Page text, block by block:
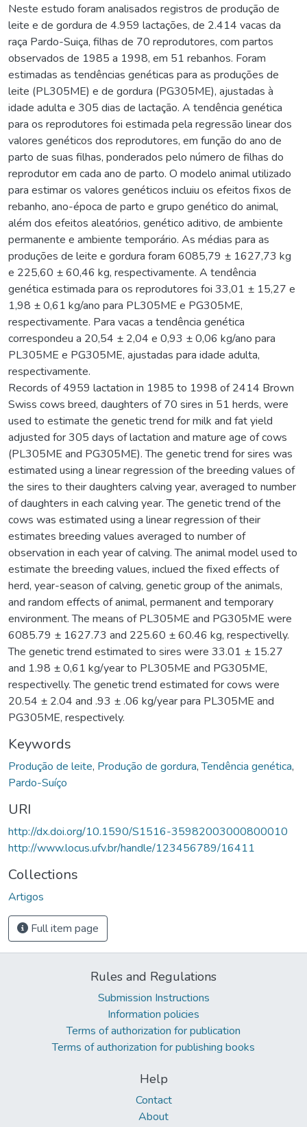
Neste estudo foram analisados registros de produção de
leite e de gordura de 4.959 lactações, de 2.414 vacas da
raça Pardo-Suiça, filhas de 70 reprodutores, com partos
observados de 1985 a 1998, em 51 rebanhos. Foram
estimadas as tendências genéticas para as produções de
leite (PL305ME) e de gordura (PG305ME), ajustadas à
idade adulta e 305 dias de lactação. A tendência genética
para os reprodutores foi estimada pela regressão linear dos
valores genéticos dos reprodutores, em função do ano de
parto de suas filhas, ponderados pelo número de filhas do
reprodutor em cada ano de parto. O modelo animal utilizado
para estimar os valores genéticos incluiu os efeitos fixos de
rebanho, ano-época de parto e grupo genético do animal,
além dos efeitos aleatórios, genético aditivo, de ambiente
permanente e ambiente temporário. As médias para as
produções de leite e gordura foram 6085,79 ± 1627,73 kg
e 225,60 ± 60,46 kg, respectivamente. A tendência
genética estimada para os reprodutores foi 33,01 ± 15,27 e
1,98 ± 0,61 kg/ano para PL305ME e PG305ME,
respectivamente. Para vacas a tendência genética
correspondeu a 20,54 ± 2,04 e 0,93 ± 0,06 kg/ano para
PL305ME e PG305ME, ajustadas para idade adulta,
respectivamente.
Records of 4959 lactation in 1985 to 1998 of 2414 Brown
Swiss cows breed, daughters of 70 sires in 51 herds, were
used to estimate the genetic trend for milk and fat yield
adjusted for 305 days of lactation and mature age of cows
(PL305ME and PG305ME). The genetic trend for sires was
estimated using a linear regression of the breeding values of
the sires to their daughters calving year, averaged to number
of daughters in each calving year. The genetic trend of the
cows was estimated using a linear regression of their
estimates breeding values averaged to number of
observation in each year of calving. The animal model used to
estimate the breeding values, inclued the fixed effects of
herd, year-season of calving, genetic group of the animals,
and random effects of animal, permanent and temporary
environment. The means of PL305ME and PG305ME were
6085.79 ± 1627.73 and 225.60 ± 60.46 kg, respectivelly.
The genetic trend estimated to sires were 33.01 ± 15.27
and 1.98 ± 0,61 kg/year to PL305ME and PG305ME,
respectivelly. The genetic trend estimated for cows were
20.54 ± 2.04 and .93 ± .06 kg/year para PL305ME and
PG305ME, respectively.
Keywords
Produção de leite, Produção de gordura,Tendência genética,
Pardo-Suíço
URI
http://dx.doi.org/10.1590/S1516-35982003000800010
http://www.locus.ufv.br/handle/123456789/16411
Collections
Artigos
Full item page
Rules and Regulations
Submission Instructions
Information policies
Terms of authorization for publication
Terms of authorization for publishing books
Help
Contact
About